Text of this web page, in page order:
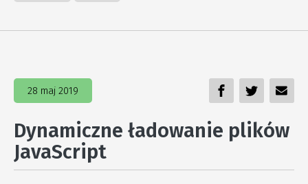
28 maj 2019
Dynamiczne ładowanie plików
JavaScript